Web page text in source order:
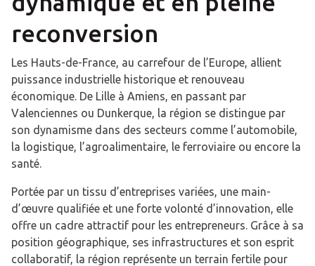
reconversion
Les Hauts-de-France, au carrefour de l’Europe, allient
puissance industrielle historique et renouveau
économique. De Lille à Amiens, en passant par
Valenciennes ou Dunkerque, la région se distingue par
son dynamisme dans des secteurs comme l’automobile,
la logistique, l’agroalimentaire, le ferroviaire ou encore la
santé.
Portée par un tissu d’entreprises variées, une main-
d’œuvre qualifiée et une forte volonté d’innovation, elle
offre un cadre attractif pour les entrepreneurs. Grâce à sa
position géographique, ses infrastructures et son esprit
collaboratif, la région représente un terrain fertile pour